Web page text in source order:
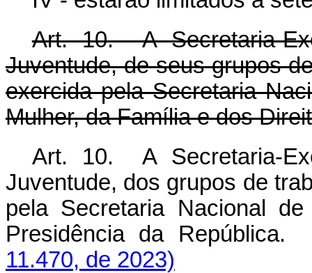
Art. 10. A Secretaria-
Juventude, de seus grupos
exercida pela Secretaria
Mulher, da Família e dos
Art. 10. A Secretaria-
Juventude, dos grupos de
pela Secretaria Nacional
Presidência da
11.470, de 2023)